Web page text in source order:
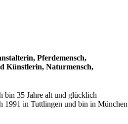
Pferdemensch,
Künstlerin, Naturmensch,
bin 35 Jahre alt und glücklich
1991 in Tuttlingen und bin in München